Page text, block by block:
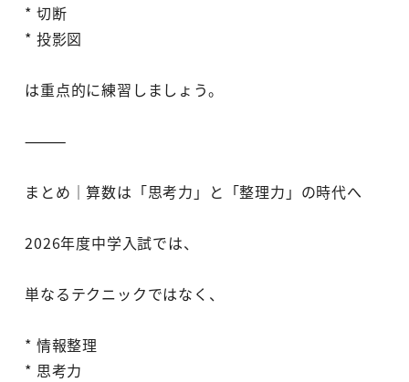
* 切断
* 投影図
は重点的に練習しましょう。
⸻
まとめ｜算数は「思考力」と「整理力」の時代へ
2026年度中学入試では、
単なるテクニックではなく、
* 情報整理
* 思考力